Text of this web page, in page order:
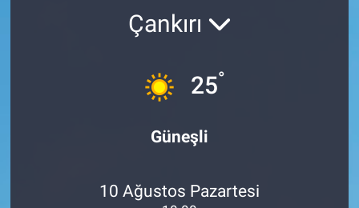
Çankırı
25°
Güneşli
10 Ağustos Pazartesi